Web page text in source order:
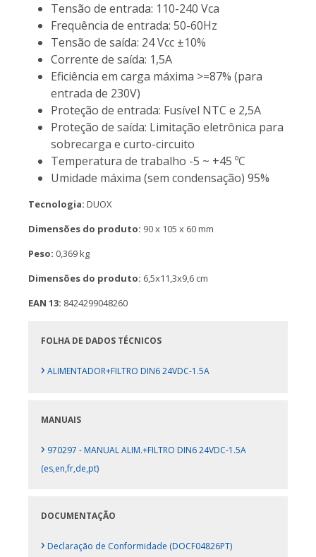
Tensão de entrada: 110-240 Vca
Frequência de entrada: 50-60Hz
Tensão de saída: 24 Vcc ±10%
Corrente de saída: 1,5A
Eficiência em carga máxima >=87% (para
entrada de 230V)
Proteção de entrada: Fusível NTC e 2,5A
Proteção de saída: Limitação eletrônica para
sobrecarga e curto-circuito
Temperatura de trabalho -5 ~ +45 ºC
Umidade máxima (sem condensação) 95%
Tecnologia: DUOX
Dimensões do produto: 90 x 105 x 60 mm
Peso: 0,369 kg
Dimensões do produto: 6,5x11,3x9,6 cm
EAN 13: 8424299048260
FOLHA DE DADOS TÉCNICOS
› ALIMENTADOR+FILTRO DIN6 24VDC-1.5A
MANUAIS
› 970297 - MANUAL ALIM.+FILTRO DIN6 24VDC-1.5A
(es,en,fr,de,pt)
DOCUMENTAÇÃO
› Declaração de Conformidade (DOCF04826PT)